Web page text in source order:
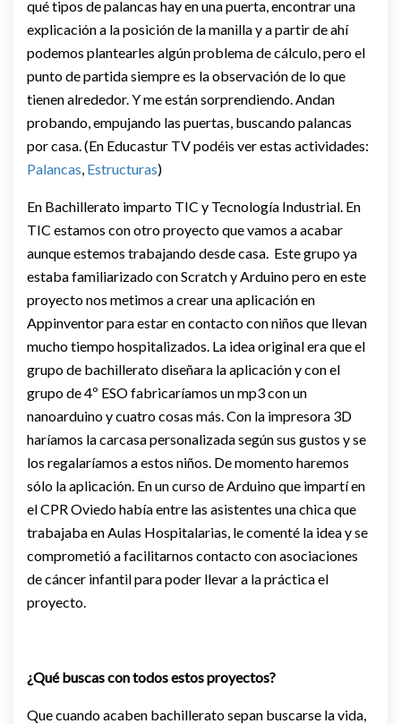
qué tipos de palancas hay en una puerta, encontrar una
explicación a la posición de la manilla y a partir de ahí
podemos plantearles algún problema de cálculo, pero el
punto de partida siempre es la observación de lo que
tienen alrededor. Y me están sorprendiendo. Andan
probando, empujando las puertas, buscando palancas
por casa. (En Educastur TV podéis ver estas actividades:
Palancas, Estructuras)
En Bachillerato imparto TIC y Tecnología Industrial. En
TIC estamos con otro proyecto que vamos a acabar
aunque estemos trabajando desde casa. Este grupo ya
estaba familiarizado con Scratch y Arduino pero en este
proyecto nos metimos a crear una aplicación en
Appinventor para estar en contacto con niños que llevan
mucho tiempo hospitalizados. La idea original era que el
grupo de bachillerato diseñara la aplicación y con el
grupo de 4º ESO fabricaríamos un mp3 con un
nanoarduino y cuatro cosas más. Con la impresora 3D
haríamos la carcasa personalizada según sus gustos y se
los regalaríamos a estos niños. De momento haremos
sólo la aplicación. En un curso de Arduino que impartí en
el CPR Oviedo había entre las asistentes una chica que
trabajaba en Aulas Hospitalarias, le comenté la idea y se
comprometió a facilitarnos contacto con asociaciones
de cáncer infantil para poder llevar a la práctica el
proyecto.
¿Qué buscas con todos estos proyectos?
Que cuando acaben bachillerato sepan buscarse la vida,